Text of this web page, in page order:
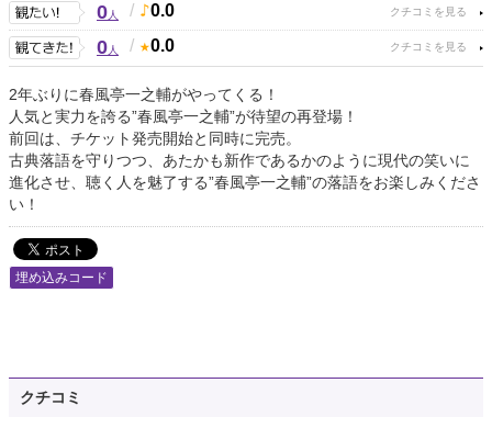
0人 / 0.0
0人 / 0.0
2年ぶりに春風亭一之輔がやってくる！
人気と実力を誇る”春風亭一之輔”が待望の再登場！
前回は、チケット発売開始と同時に完売。
古典落語を守りつつ、あたかも新作であるかのように現代の笑いに
進化させ、聴く人を魅了する”春風亭一之輔”の落語をお楽しみくださ
い！
埋め込みコード
クチコミ